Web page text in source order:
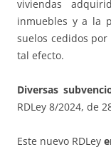
viviendas
inmuebles y a la
suelos cedidos
tal efecto.
Diversas
RDLey 8/2024, de
Este nuevo RDLey